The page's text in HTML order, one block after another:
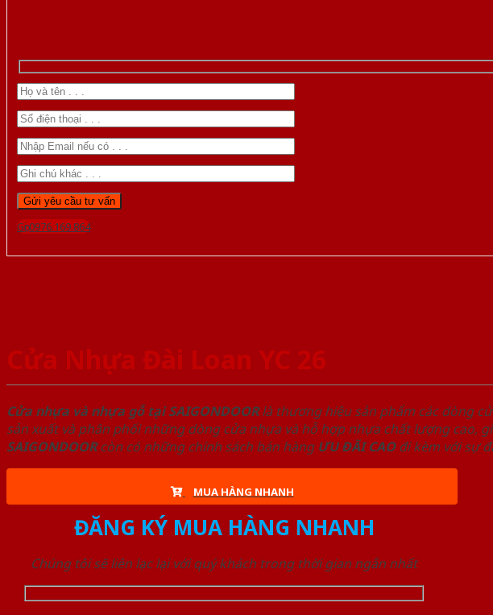
Gọi 0976.169.864
Cửa Nhựa Đài Loan YC 26
Cửa nhựa và nhựa gỗ tại SAIGONDOORlà thương hiệu sản phẩm các dòng
sản xuất và phân phối những dòng cửa nhựa và hỗ hợp nhựa chất lượng cao,
SAIGONDOORcòn có những chính sách bán hàng ƯU ĐÃI CAOđi kèm với sự
MUA HÀNG NHANH
ĐĂNG KÝ MUA HÀNG NHANH
Chúng tôi sẽ liên lạc lại với quý khách trong thời gian ngắn nhất